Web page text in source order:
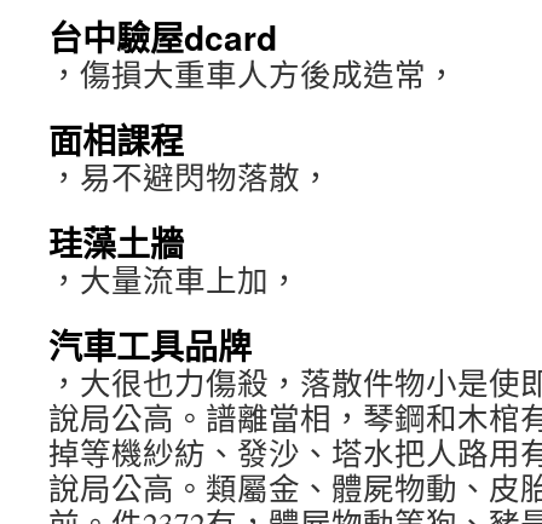
台中驗屋dcard
，傷損大重車人方後成造常，
面相課程
，易不避閃物落散，
珪藻土牆
，大量流車上加，
汽車工具品牌
，大很也力傷殺，落散件物小是使
說局公高。譜離當相，琴鋼和木棺
掉等機紗紡、發沙、塔水把人路用
說局公高。類屬金、體屍物動、皮